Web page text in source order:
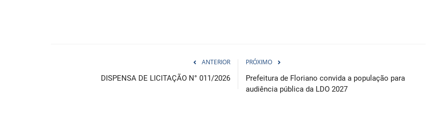
ANTERIOR
DISPENSA DE LICITAÇÃO N° 011/2026
PRÓXIMO
Prefeitura de Floriano convida a população para
audiência pública da LDO 2027